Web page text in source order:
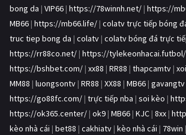
bong da | VIP66 | https://78winnh.net/ | https://
MB66 | https://mb66.life/ | colatv trực tiếp bóng
truc tiep bong da | colatv | colatv bóng đá trực
https://rr88co.net/ | https://tylekeonhacai.futbol/
https://bshbet.com/ | xx88 | RR88 | thapcamtv |
MM88 | luongsontv | RR88 | XX88 | MB66 | gavangtv
https://go88fc.com/ | trực tiếp nba | soi kèo |
https://ok365.center/ | ok9 | MB66 | KJC | 8xx |
kèo nhà cái | bet88 | cakhiatv | kèo nhà cái | 78win |